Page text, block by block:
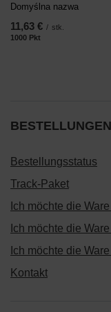
Domyślna nazwa
11,63 € / stk.
1000 Pkt
BESTELLUNGEN
Bestellungsstatus
Track-Paket
Ich möchte die
Ich möchte die
Ich möchte die
Kontakt